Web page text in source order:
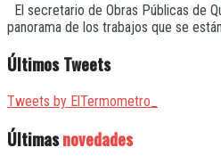
El secretario de Obras Públicas de
panorama de los trabajos que se
Últimos Tweets
Tweets by ElTermometro_
Últimasnovedades